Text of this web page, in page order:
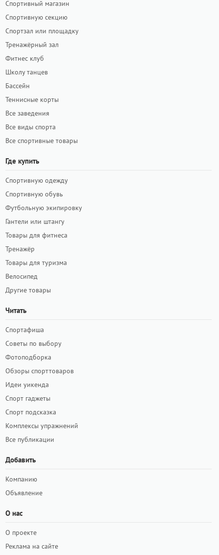
Спортивный магазин
Спортивную секцию
Спортзал или площадку
Тренажёрный зал
Фитнес клуб
Школу танцев
Бассейн
Теннисные корты
Все заведения
Все виды спорта
Все спортивные товары
Где купить
Спортивную одежду
Спортивную обувь
Футбольную экипировку
Гантели или штангу
Товары для фитнеса
Тренажёр
Товары для туризма
Велосипед
Другие товары
Читать
Спортафиша
Советы по выбору
Фотоподборка
Обзоры спорттоваров
Идеи уикенда
Спорт гаджеты
Спорт подсказка
Комплексы упражнений
Все публикации
Добавить
Компанию
Объявление
О нас
О проекте
Реклама на сайте